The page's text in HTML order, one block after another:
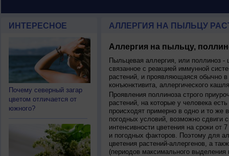
ИНТЕРЕСНОЕ
Почему северный загар
цветом отличается от
южного?
АЛЛЕРГИЯ НА ПЫЛЬЦУ
Аллергия на пыльцу,
Пыльцевая аллергия, или поллиноз -
связанное с реакцией иммунной
растений, и проявляющаяся обычно
конъюнктивита, аллергического
Проявления поллиноза строго
растений, на которые у человека
происходят примерно в одно и то же
погодных условий, возможно сдвиги
интенсивности цветения на сроки от
и погодных факторов. Поэтому для
цветения растений-аллергенов, а
(периодов максимального